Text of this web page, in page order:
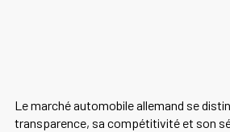
Le marché automobile allemand se
transparence, sa compétitivité et son